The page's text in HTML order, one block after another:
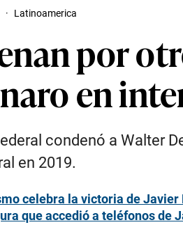
· Latinoamerica
por
en
condenó a Walter
en 2019.
celebra la victoria de
que accedió a teléfonos de